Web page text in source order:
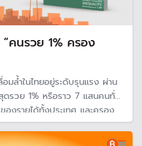
คนรวย 1% ครอง
มล้ำในไทยอยู่ระดับรุนแรง ผ่าน
รวย 1% หรือราว 7 แสนคนทั่ว
องรายได้ทั้งประเทศ และครอง
รัพย์สินของประเทศ ทำให้ไทย
ลื่อมล้ำมากที่สุดในโลก